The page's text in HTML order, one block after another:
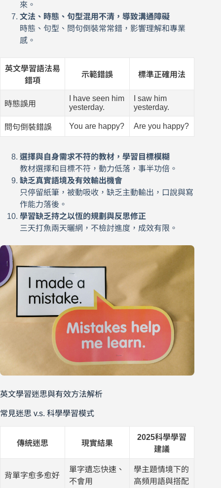
來。
文法、時態、句型混用不清，導致溝通障礙
時態、句型、問句倒裝常常錯，影響理解和專業
感。
英文學習語法易
錯項
示範錯誤 標準正確用法
時態誤用
I have seen him
yesterday.
I saw him
yesterday.
問句倒裝錯誤 You are happy? Are you happy?
選擇與自身需求不符的教材，學習目標模糊
教材選擇和目標不符，動力低落，事半功倍。
缺乏真實語境及有效輸出機會
只停留紙筆，被動吸收，缺乏主動輸出，口說與寫
作能力落後。
學習缺乏持之以恆的規劃與反思修正
三天打魚兩天曬網，不檢討進度，成效有限。
英文學習迷思與有效方法解析
常見迷思 v.s. 科學學習模式
傳統迷思 現實結果
2025科學學習
建議
背單字愈多愈好
單字遺忘快速、
不會用
學主題情境下的
高頻用語與搭配